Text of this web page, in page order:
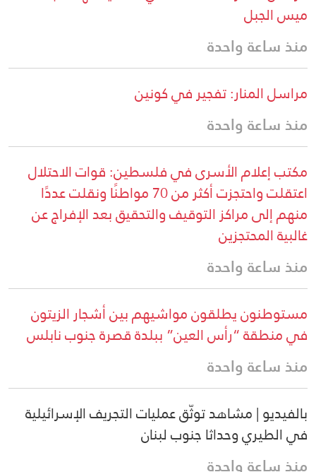
ميس الجبل
منذ ساعة واحدة
مراسل المنار: تفجير في كونين
منذ ساعة واحدة
مكتب إعلام الأسرى في فلسطين: قوات الاحتلال
اعتقلت واحتجزت أكثر من 70 مواطنًا ونقلت عددًا
منهم إلى مراكز التوقيف والتحقيق بعد الإفراج عن
غالبية المحتجزين
منذ ساعة واحدة
مستوطنون يطلقون مواشيهم بين أشجار الزيتون
في منطقة “رأس العين” ببلدة قصرة جنوب نابلس
منذ ساعة واحدة
بالفيديو | مشاهد توثّق عمليات التجريف الإسرائيلية
في الطيري وحداثا جنوب لبنان
منذ ساعة واحدة